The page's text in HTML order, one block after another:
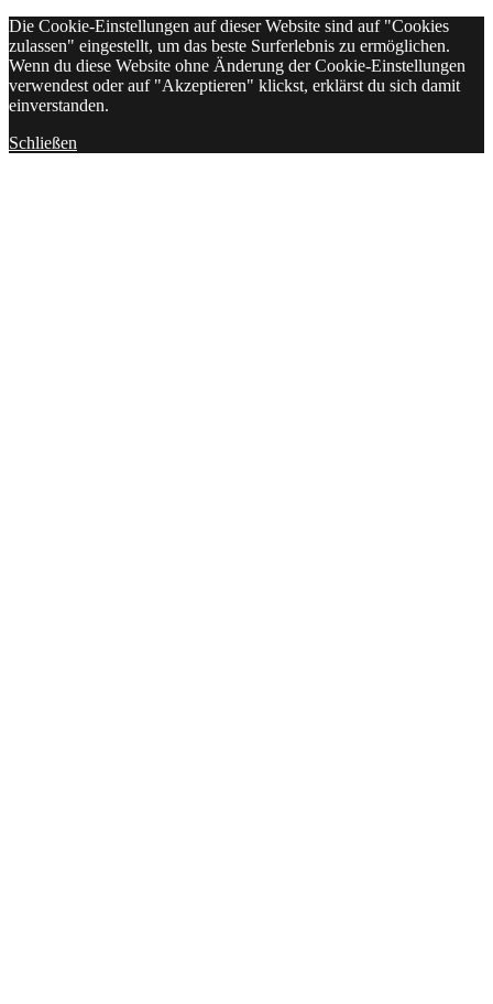
Die Cookie-Einstellungen auf dieser Website sind auf "Cookies
zulassen" eingestellt, um das beste Surferlebnis zu ermöglichen.
Wenn du diese Website ohne Änderung der Cookie-Einstellungen
verwendest oder auf "Akzeptieren" klickst, erklärst du sich damit
einverstanden.
Schließen